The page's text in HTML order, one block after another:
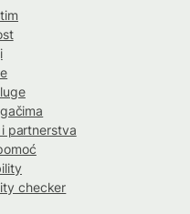
partnerstva
checker